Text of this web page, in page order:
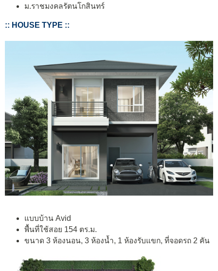
ม.ราชมงคลรัตนโกสินทร์
:: HOUSE TYPE ::
แบบบ้าน Avid
พื้นที่ใช้สอย 154 ตร.ม.
ขนาด 3 ห้องนอน, 3 ห้องน้ำ, 1 ห้องรับแขก, ที่จอดรถ 2 คัน